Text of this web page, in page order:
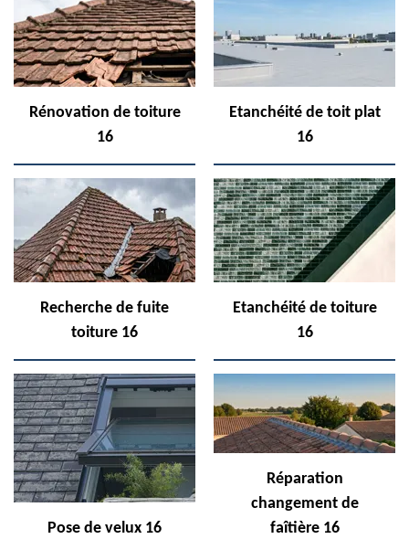
Rénovation de toiture
16
Etanchéité de toit plat
16
Recherche de fuite
toiture 16
Etanchéité de toiture
16
Pose de velux 16
Réparation
changement de
faîtière 16